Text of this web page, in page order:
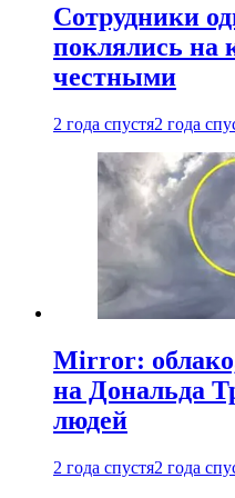
Сотрудники
поклялись на
честными
2 года спустя2 года
Mirror:
на Дональда
людей
2 года спустя2 года